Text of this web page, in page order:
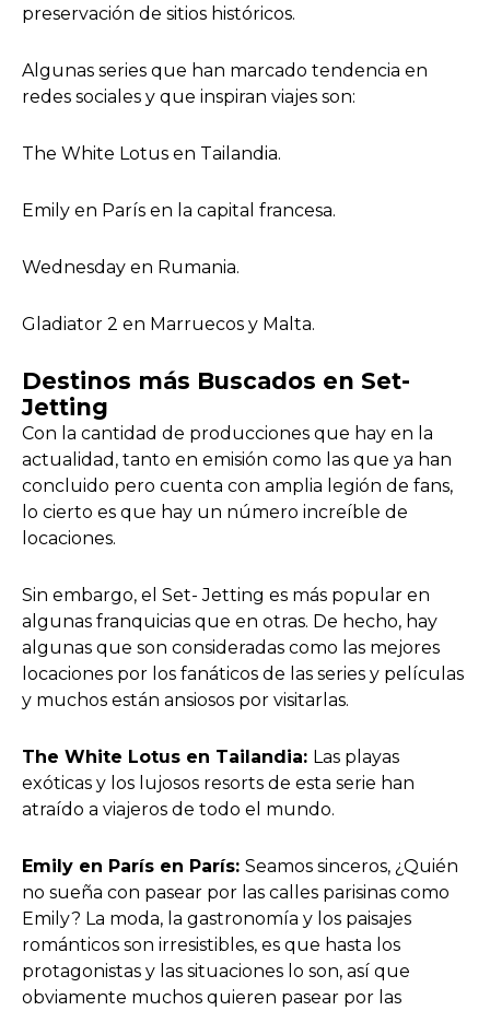
preservación de sitios históricos.
Algunas series que han marcado tendencia en
redes sociales y que inspiran viajes son:
The White Lotus en Tailandia.
Emily en París en la capital francesa.
Wednesday en Rumania.
Gladiator 2 en Marruecos y Malta.
Destinos más Buscados en Set-
Jetting
Con la cantidad de producciones que hay en la
actualidad, tanto en emisión como las que ya han
concluido pero cuenta con amplia legión de fans,
lo cierto es que hay un número increíble de
locaciones.
Sin embargo, el Set- Jetting es más popular en
algunas franquicias que en otras. De hecho, hay
algunas que son consideradas como las mejores
locaciones por los fanáticos de las series y películas
y muchos están ansiosos por visitarlas.
The White Lotus en Tailandia: Las playas
exóticas y los lujosos resorts de esta serie han
atraído a viajeros de todo el mundo.
Emily en París en París: Seamos sinceros, ¿Quién
no sueña con pasear por las calles parisinas como
Emily? La moda, la gastronomía y los paisajes
románticos son irresistibles, es que hasta los
protagonistas y las situaciones lo son, así que
obviamente muchos quieren pasear por las